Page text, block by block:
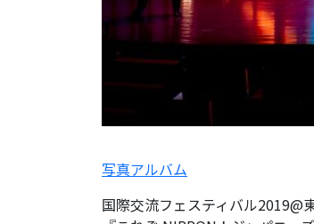
写真アルバム
国際交流フェスティバル2019@